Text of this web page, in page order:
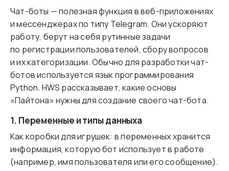
Чат-боты — полезная функция в веб-приложениях
и мессенджерах по типу Telegram. Они ускоряют
работу, берут на себя рутинные задачи
по регистрации пользователей, сбору вопросов
и их категоризации. Обычно для разработки чат-
ботов используется язык программирования
Python. HWS рассказывает, какие основы
«Пайтона» нужны для создание своего чат-бота.
1. Переменные и типы данныхa
Как коробки для игрушек: в переменных хранится
информация, которую бот использует в работе
(например, имя пользователя или его сообщение).